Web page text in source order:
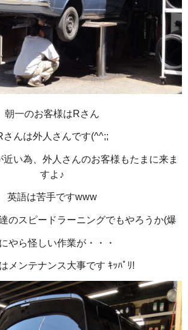
朝一のお客様はRさん
さんは外人さんです(^^;;
い為、外人さんのお客様もたまに来ま
すよ♪
英語は苦手ですwww
のスピードラーニングでもやろうか(爆
やら怪しい作業が・・・
メンテナンス大事です ｷｯﾊﾟﾘ!